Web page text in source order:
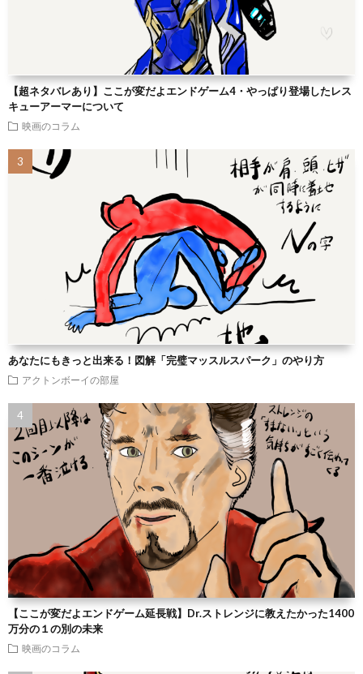
【超ネタバレあり】ここが変だよエンドゲーム4・やっぱり登場したレス
キューアーマーについて
映画のコラム
あなたにもきっと出来る！図解「完璧マッスルスパーク」のやり方
アクトンボーイの部屋
【ここが変だよエンドゲーム延長戦】Dr.ストレンジに教えたかった1400
万分の１の別の未来
映画のコラム